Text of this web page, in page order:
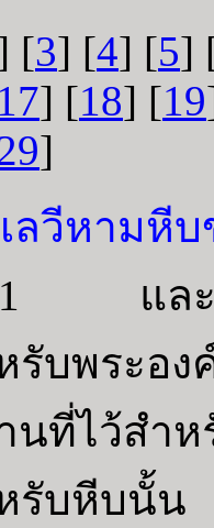
[3] [4] [5]
17] [18] [19
]
ลวีหามหีบ
และดา
รับพระอ
นที่ไว้สำ
รับหีบนั้น